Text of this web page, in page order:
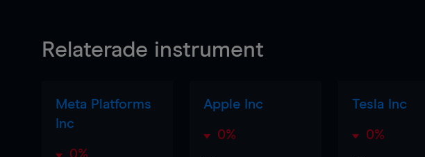
Relaterade instrument
Meta Platforms
Inc
0%
Apple Inc
0%
Tesla Inc
0%